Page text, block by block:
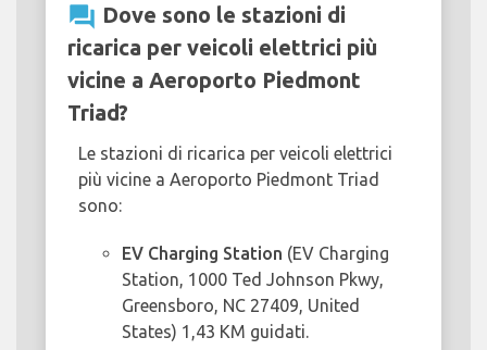
question_answer Dove sono le stazioni di
ricarica per veicoli elettrici più
vicine a Aeroporto Piedmont
Triad?
Le stazioni di ricarica per veicoli elettrici
più vicine a Aeroporto Piedmont Triad
sono:
EV Charging Station (EV Charging
Station, 1000 Ted Johnson Pkwy,
Greensboro, NC 27409, United
States) 1,43 KM guidati.